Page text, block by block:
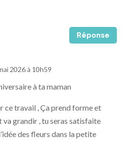
Réponse
2026 à 10h59
à ta maman
ce travail , Ça prend forme et
va grandir , tu seras satisfaite
des fleurs dans la petite